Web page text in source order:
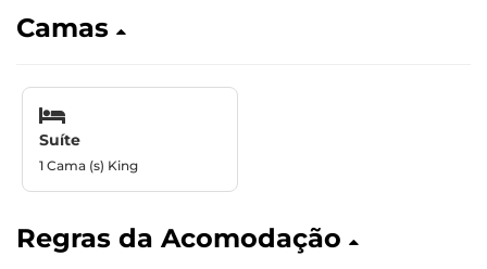
Camas
Suíte
1 Cama (s) King
Regras da Acomodação